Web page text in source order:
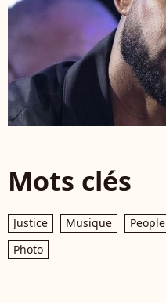
Mots clés
Justice Musique People
Photo